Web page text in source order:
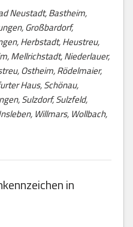
Neustadt, Bastheim,
Großbardorf,
Herbstadt, Heustreu,
Mellrichstadt, Niederlauer,
Ostheim, Rödelmaier,
Haus, Schönau,
Sulzdorf, Sulzfeld,
Willmars, Wollbach,
in